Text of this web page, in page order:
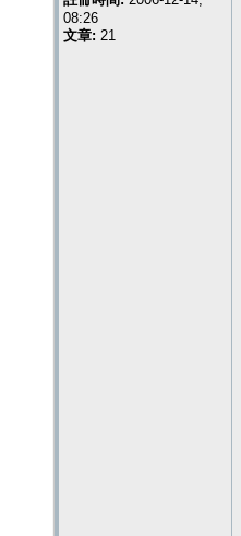
08:26
文章: 21